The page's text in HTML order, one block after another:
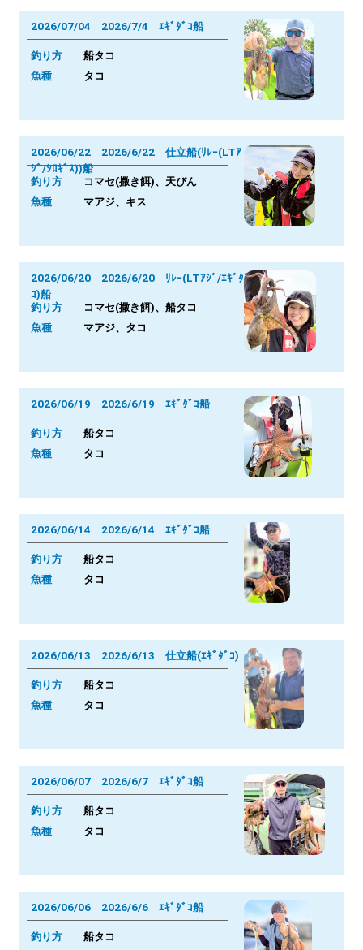
2026/07/04 2026/7/4 ｴｷﾞﾀﾞｺ船
釣り方 船タコ
魚種 タコ
2026/06/22 2026/6/22 仕立船(ﾘﾚｰ(LTｱ
ｼﾞ/ｼﾛｷﾞｽ))船
釣り方
コマセ(撒き餌)、天びん
魚種 マアジ、キス
2026/06/20 2026/6/20 ﾘﾚｰ(LTｱｼﾞ/ｴｷﾞﾀﾞ
ｺ)船
釣り方
コマセ(撒き餌)、船タコ
魚種 マアジ、タコ
2026/06/19 2026/6/19 ｴｷﾞﾀﾞｺ船
釣り方 船タコ
魚種 タコ
2026/06/14 2026/6/14 ｴｷﾞﾀﾞｺ船
釣り方 船タコ
魚種 タコ
2026/06/13 2026/6/13 仕立船(ｴｷﾞﾀﾞｺ)
釣り方 船タコ
魚種 タコ
2026/06/07 2026/6/7 ｴｷﾞﾀﾞｺ船
釣り方 船タコ
魚種 タコ
2026/06/06 2026/6/6 ｴｷﾞﾀﾞｺ船
釣り方 船タコ